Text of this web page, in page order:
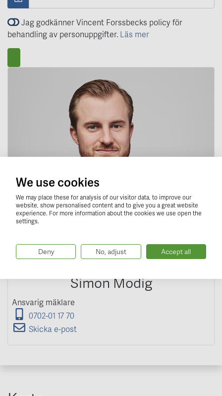
Jag godkänner Vincent Forssbecks policy för
behandling av personuppgifter. Läs mer
Simon Modig
Ansvarig mäklare
0702-01 17 70
Skicka e-post
We use cookies
We may place these for analysis of our visitor data, to improve our
website, show personalised content and to give you a great website
experience. For more information about the cookies we use open the
settings.
Deny No, adjust Accept all